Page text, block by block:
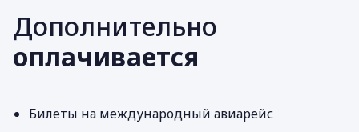
Дополнительно
оплачивается
Билеты на международный авиарейс